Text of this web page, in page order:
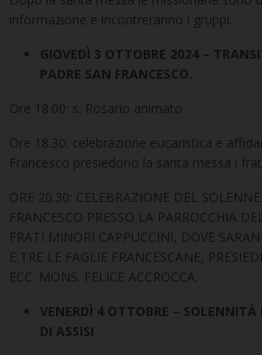
informazione e incontreranno i gruppi.
GIOVEDÌ 3 OTTOBRE 2024 –
PADRE SAN FRANCESCO.
Ore 18.00: s. Rosario animato
Ore 18.30: celebrazione eucaristica e
Francesco presiedono la santa messa i
ORE 20.30: CELEBRAZIONE DEL
FRANCESCO PRESSO LA PARROCCHIA
FRATI MINORI CAPPUCCINI, DOVE
E TRE LE FAGLIE FRANCESCANE,
ECC. MONS. FELICE ACCROCCA.
VENERDÌ 4 OTTOBRE – SOLENNITÀ
DI ASSISI